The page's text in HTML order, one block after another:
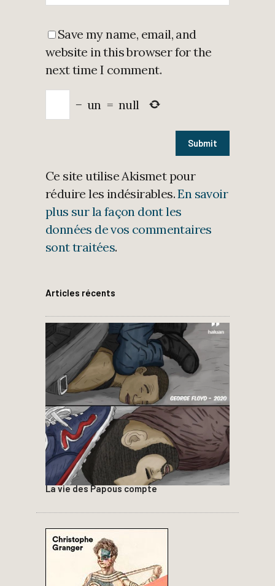
Save my name, email, and
website in this browser for the
next time I comment.
− un = null
Ce site utilise Akismet pour
réduire les indésirables.En savoir
plus sur la façon dont les
données de vos commentaires
sont traitées.
Articles récents
La vie des Papous compte